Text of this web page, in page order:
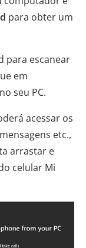
para obter um
para escanear
em
seu PC.
acessar os
etc.,
arrastar e
celular Mi